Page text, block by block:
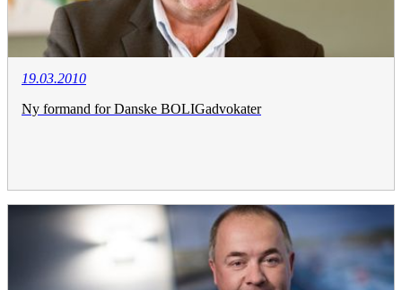
19.03.2010
Ny formand for Danske BOLIGadvokater